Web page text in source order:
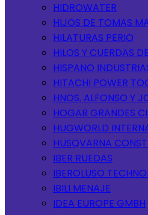
HIDROWATER
HIJOS DE TOMAS
HILATURAS PERIO
HILOS Y CUERDAS
HISPANO
HITACHI POWER
HNOS. ALFONSO Y
HOGAR GRANDES
HUGWORLD
HUSQVARNA
IBER RUEDAS
IBEROLUSO
IBILI MENAJE
IDEA EUROPE GMBH